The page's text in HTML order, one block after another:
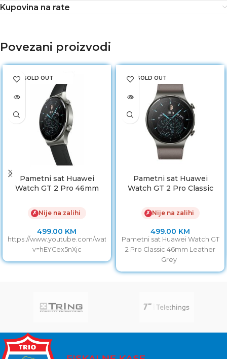
Kupovina na rate
Povezani proizvodi
SOLD OUT
Pametni sat Huawei
Watch GT 2 Pro 46mm
✗ Nije na zalihi
499.00 KM
https://www.youtube.com/watch?
v=hEYCex5nXjc
SOLD OUT
Pametni sat Huawei
Watch GT 2 Pro Classic
✗ Nije na zalihi
499.00 KM
Pametni sat Huawei Watch GT
2 Pro Classic 46mm Leather
Grey